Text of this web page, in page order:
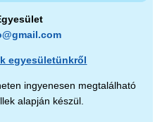
egyesületünkről
ingyenesen megtalálható
alapján készül.